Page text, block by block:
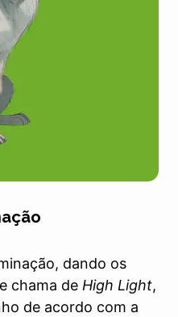
dando os
chama de High Light,
de acordo com a